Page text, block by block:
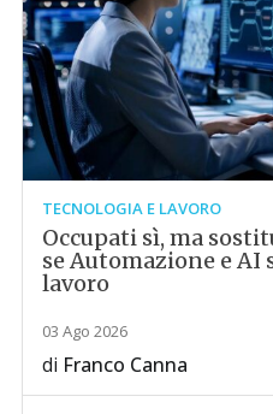
TECNOLOGIA E LAVORO
Occupati sì, ma
se Automazione e AI
lavoro
03 Ago 2026
di Franco Canna